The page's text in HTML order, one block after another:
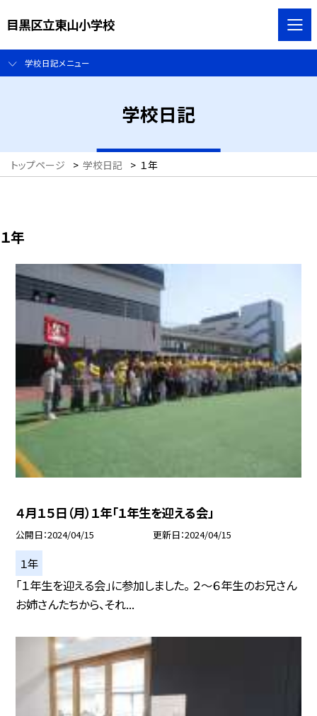
目黒区立東山小学校
学校日記メニュー
学校日記
トップページ > 学校日記 > １年
１年
４月１５日（月）１年「１年生を迎える会」
公開日 2024/04/15 更新日 2024/04/15
１年
「１年生を迎える会」に参加しました。 ２〜６年生のお兄さん
お姉さんたちから、それ...